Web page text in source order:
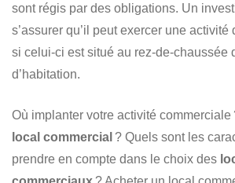
sont régis par des obligations. Un
s’assurer qu’il peut exercer une
si celui-ci est situé au rez-de-chaussée
d’habitation.
Où implanter votre activité commerciale
local commercial ? Quels sont les
prendre en compte dans le choix des